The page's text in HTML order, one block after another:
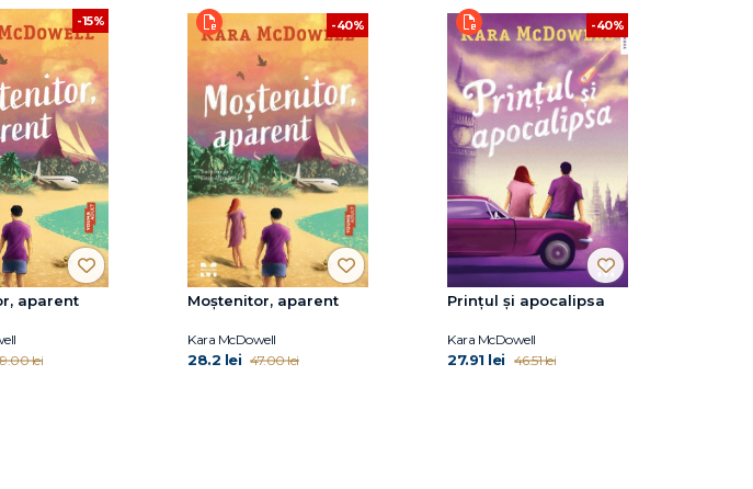
-15%
aparent
lei
-40%
Moștenitor, aparent
Kara McDowell
28.2 lei 47.00 lei
-40%
Prințul și apocalipsa
Kara McDowell
27.91 lei 46.51 lei